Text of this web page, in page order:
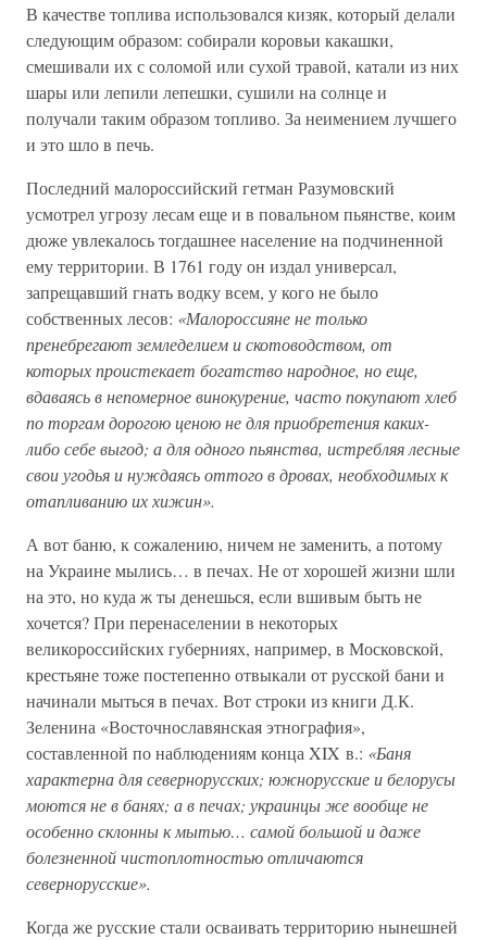
В качестве топлива использовался кизяк, который делали
следующим образом: собирали коровьи какашки,
смешивали их с соломой или сухой травой, катали из них
шары или лепили лепешки, сушили на солнце и
получали таким образом топливо. За неимением лучшего
и это шло в печь.
Последний малороссийский гетман Разумовский
усмотрел угрозу лесам еще и в повальном пьянстве, коим
дюже увлекалось тогдашнее население на подчиненной
ему территории. В 1761 году он издал универсал,
запрещавший гнать водку всем, у кого не было
собственных лесов: «Малороссияне не только
пренебрегают земледелием и скотоводством, от
которых проистекает богатство народное, но еще,
вдаваясь в непомерное винокурение, часто покупают хлеб
по торгам дорогою ценою не для приобретения каких-
либо себе выгод; а для одного пьянства, истребляя лесные
свои угодья и нуждаясь оттого в дровах, необходимых к
отапливанию их хижин».
А вот баню, к сожалению, ничем не заменить, а потому
на Украине мылись… в печах. Не от хорошей жизни шли
на это, но куда ж ты денешься, если вшивым быть не
хочется? При перенаселении в некоторых
великороссийских губерниях, например, в Московской,
крестьяне тоже постепенно отвыкали от русской бани и
начинали мыться в печах. Вот строки из книги Д.К.
Зеленина «Восточнославянская этнография»,
составленной по наблюдениям конца XIX в.: «Баня
характерна для севернорусских; южнорусские и белорусы
моются не в банях; а в печах; украинцы же вообще не
особенно склонны к мытью… самой большой и даже
болезненной чистоплотностью отличаются
севернорусские».
Когда же русские стали осваивать территорию нынешней